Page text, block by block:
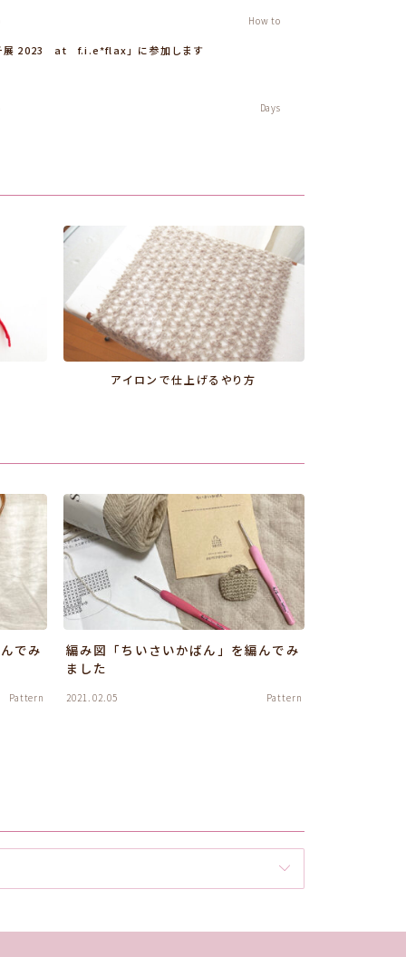
How to
チ展 2023 at f.i.e*flax」に参加します
Days
アイロンで仕上げるやり方
でみ
Pattern
編み図「ちいさいかばん」を編んでみ
ました
2021.02.05 Pattern